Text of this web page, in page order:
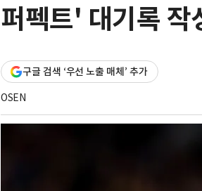
퍼펙트' 대기록 작
구글 검색 ‘우선 노출 매체’ 추가
OSEN